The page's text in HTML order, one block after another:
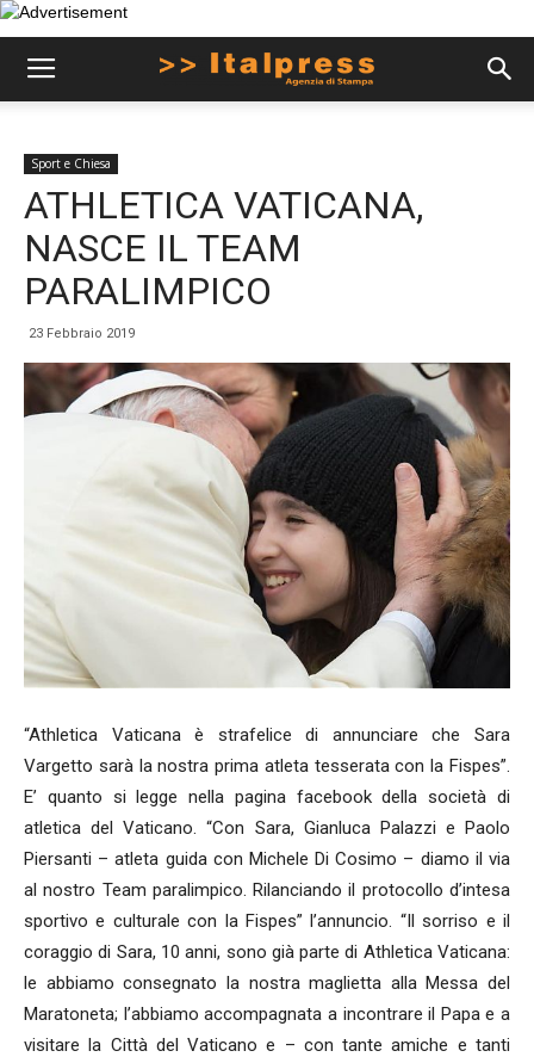
Sport e Chiesa
ATHLETICA VATICANA,
NASCE IL TEAM
PARALIMPICO
23 Febbraio 2019
“Athletica Vaticana è strafelice di annunciare che Sara
Vargetto sarà la nostra prima atleta tesserata con la Fispes”.
E’ quanto si legge nella pagina facebook della società di
atletica del Vaticano. “Con Sara, Gianluca Palazzi e Paolo
Piersanti – atleta guida con Michele Di Cosimo – diamo il via
al nostro Team paralimpico. Rilanciando il protocollo d’intesa
sportivo e culturale con la Fispes” l’annuncio. “Il sorriso e il
coraggio di Sara, 10 anni, sono già parte di Athletica Vaticana:
le abbiamo consegnato la nostra maglietta alla Messa del
Maratoneta; l’abbiamo accompagnata a incontrare il Papa e a
visitare la Città del Vaticano e – con tante amiche e tanti